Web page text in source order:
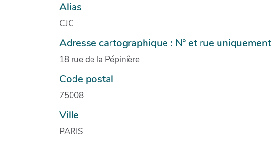
Alias
CJC
Adresse cartographique : N° et rue uniquement
18 rue de la Pépinière
Code postal
75008
Ville
PARIS